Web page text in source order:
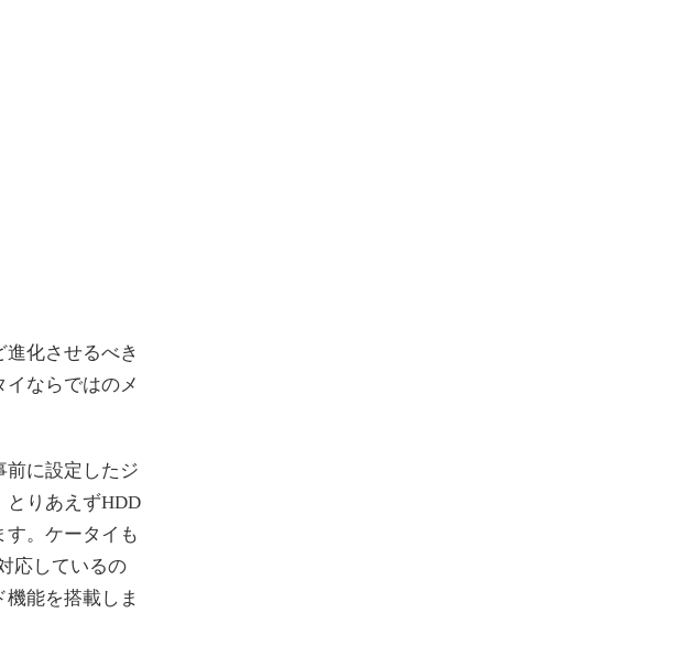
化させるべき
ならではのメ
に設定したジ
とりあえずHDD
。ケータイも
応しているの
能を搭載しま